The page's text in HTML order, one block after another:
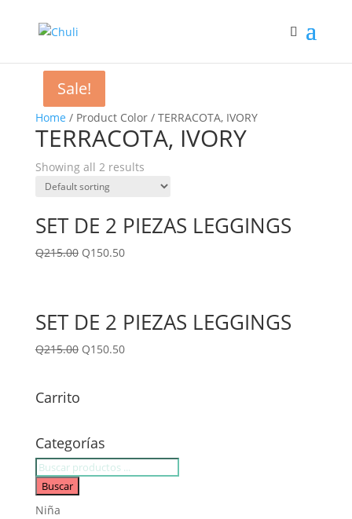
Home / Product Color / TERRACOTA, IVORY
TERRACOTA, IVORY
Showing all 2 results
Sale!
SET DE 2 PIEZAS LEGGINGS
Q215.00 Q150.50
Sale!
SET DE 2 PIEZAS LEGGINGS
Q215.00 Q150.50
Carrito
Categorías
Búsqueda
de
productos
Buscar
Niña